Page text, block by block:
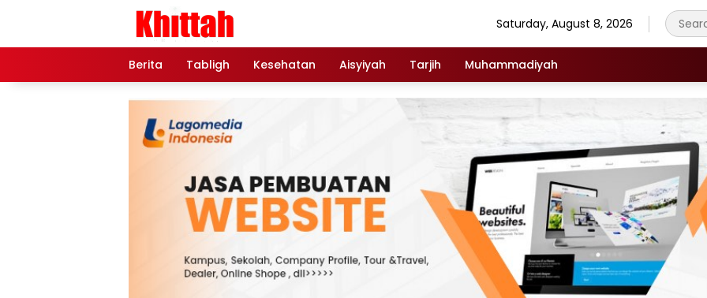
Saturday, August 8, 2026
Berita Tabligh Kesehatan Aisyiyah Tarjih Muhammadiyah